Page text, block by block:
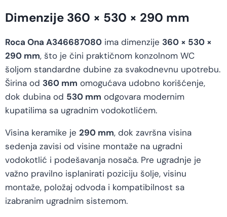
Dimenzije 360 × 530 × 290 mm
Roca Ona A346687080 ima dimenzije 360 × 530 ×
290 mm, što je čini praktičnom konzolnom WC
šoljom standardne dubine za svakodnevnu upotrebu.
Širina od 360 mm omogućava udobno korišćenje,
dok dubina od 530 mm odgovara modernim
kupatilima sa ugradnim vodokotlićem.
Visina keramike je 290 mm, dok završna visina
sedenja zavisi od visine montaže na ugradni
vodokotlić i podešavanja nosača. Pre ugradnje je
važno pravilno isplanirati poziciju šolje, visinu
montaže, položaj odvoda i kompatibilnost sa
izabranim ugradnim sistemom.